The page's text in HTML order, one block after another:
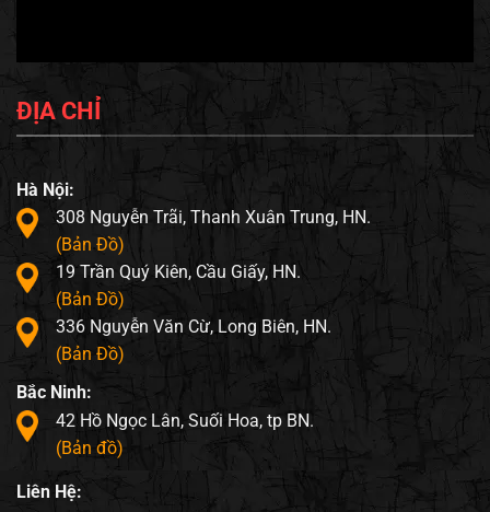
ĐỊA CHỈ
Hà Nội:
308 Nguyễn Trãi, Thanh Xuân Trung, HN.
(Bản Đồ)
19 Trần Quý Kiên, Cầu Giấy, HN.
(Bản Đồ)
336 Nguyễn Văn Cừ, Long Biên, HN.
(Bản Đồ)
Bắc Ninh:
42 Hồ Ngọc Lân, Suối Hoa, tp BN.
(Bản đồ)
Liên Hệ: